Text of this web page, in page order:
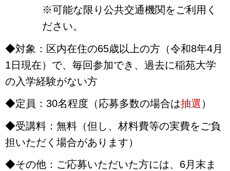
※可能な限り公共交通機関をご利用く
ださい。
◆対象：区内在住の65歳以上の方（令和8年4月
1日現在）で、 毎回参加でき、過去に稲苑大学
の入学経験がない方
◆定員：30名程度（応募多数の場合は抽選 ）
◆受講料：無料（但し、材料費等の実費をご負
担いただく場合があります）
◆その他：ご応募いただいた方には、6月末ま